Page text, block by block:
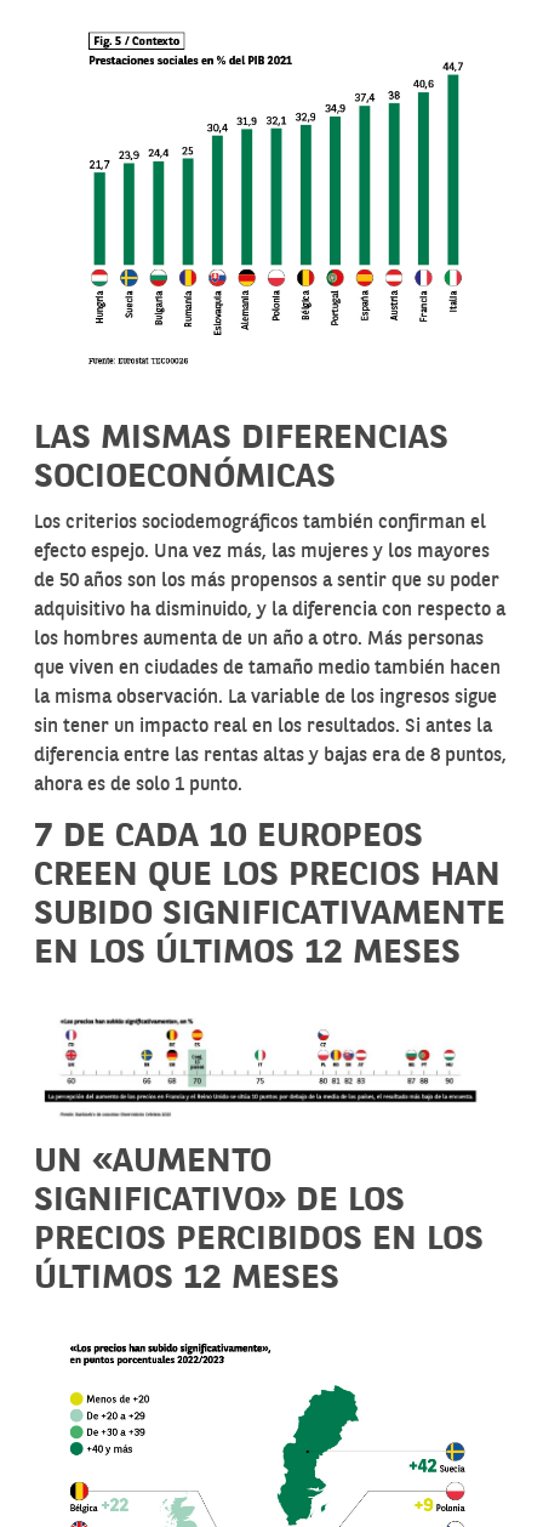
LAS MISMAS DIFERENCIAS
SOCIOECONÓMICAS
Los criterios sociodemográficos también confirman el
efecto espejo. Una vez más, las mujeres y los mayores
de 50 años son los más propensos a sentir que su poder
adquisitivo ha disminuido, y la diferencia con respecto a
los hombres aumenta de un año a otro. Más personas
que viven en ciudades de tamaño medio también hacen
la misma observación. La variable de los ingresos sigue
sin tener un impacto real en los resultados. Si antes la
diferencia entre las rentas altas y bajas era de 8 puntos,
ahora es de solo 1 punto.
7 DE CADA 10 EUROPEOS
CREEN QUE LOS PRECIOS HAN
SUBIDO SIGNIFICATIVAMENTE
EN LOS ÚLTIMOS 12 MESES
UN «AUMENTO
SIGNIFICATIVO» DE LOS
PRECIOS PERCIBIDOS EN LOS
ÚLTIMOS 12 MESES